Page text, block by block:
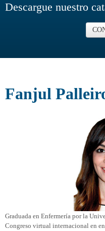
Descargue nuestro
Fanjul
Graduada en Enfermería por la
Congreso virtual internacional en